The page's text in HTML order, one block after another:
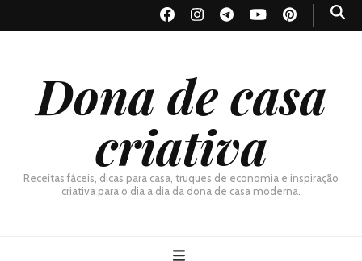
Dona de casa
criativa
Receitas fáceis, dicas para casa, truques de economia e inspiração
criativa para o dia a dia da dona de casa moderna.